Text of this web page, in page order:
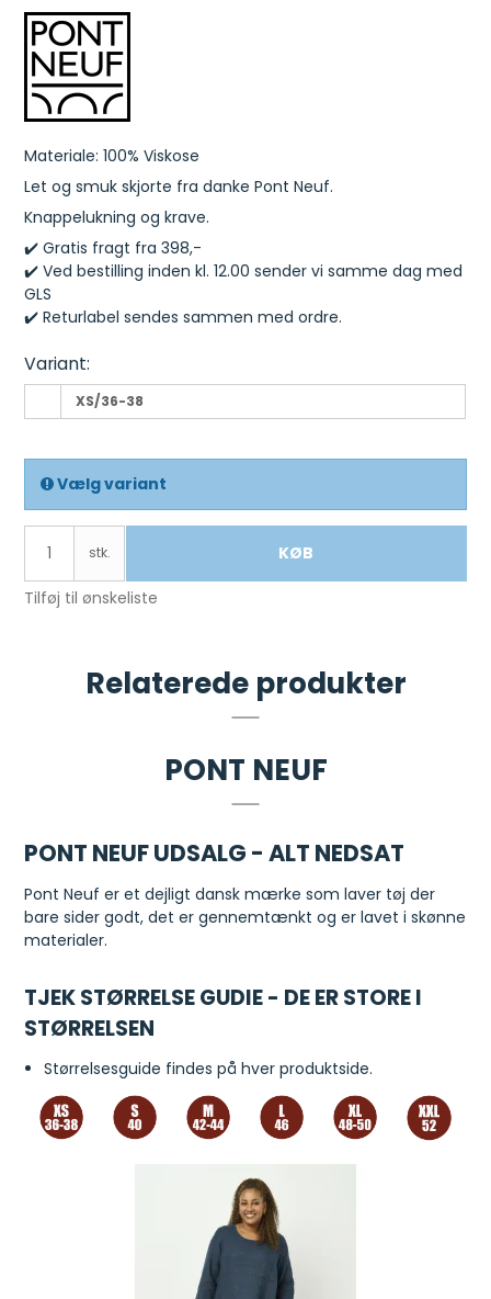
Materiale: 100% Viskose
Let og smuk skjorte fra danke Pont Neuf.
Knappelukning og krave.
✔️ Gratis fragt fra 398,-
✔️ Ved bestilling inden kl. 12.00 sender vi samme dag med
GLS
✔️ Returlabel sendes sammen med ordre.
Variant:
XS/36-38
Vælg variant
stk. KØB
Tilføj til ønskeliste
Relaterede produkter
PONT NEUF
PONT NEUF UDSALG - ALT NEDSAT
Pont Neuf er et dejligt dansk mærke som laver tøj der
bare sider godt, det er gennemtænkt og er lavet i skønne
materialer.
TJEK STØRRELSE GUDIE - DE ER STORE I
STØRRELSEN
Størrelsesguide findes på hver produktside.